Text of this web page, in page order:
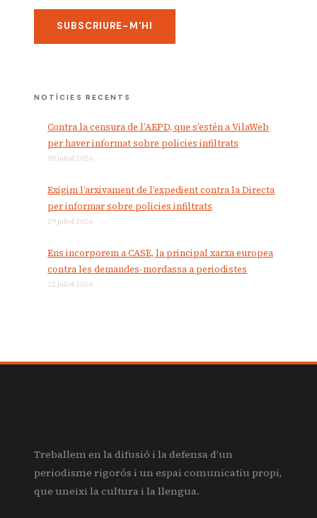
NOTÍCIES RECENTS
Contra la censura de l’AEPD, que s’estén a VilaWeb
per haver informat sobre policies infiltrats
30 juliol 2026
Exigim l’arxivament de l’expedient contra la Directa
per informar sobre policies infiltrats
29 juliol 2026
Ens incorporem a CASE, la principal xarxa europea
contra les demandes-mordassa a periodistes
22 juliol 2026
Treballem en la difusió i la defensa d’un
periodisme rigorós i un espai comunicatiu propi,
que uneixi la cultura i la llengua.